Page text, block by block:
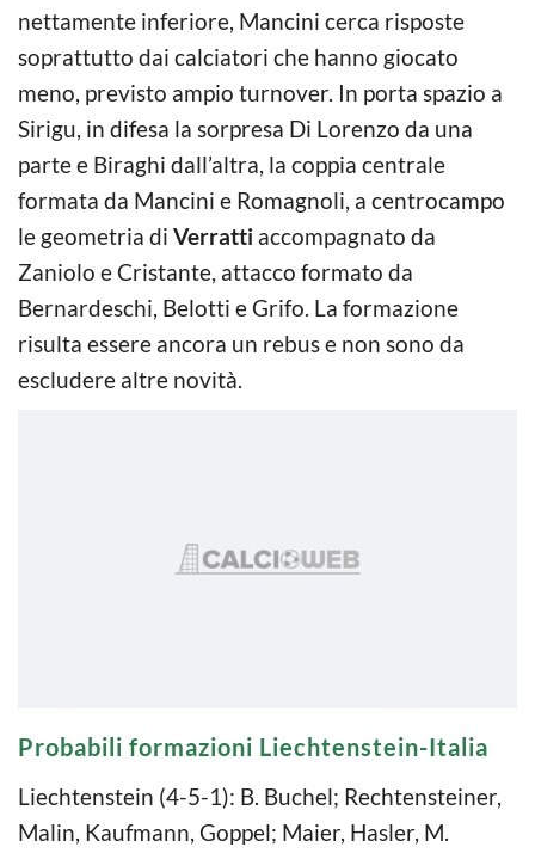
nettamente inferiore, Mancini cerca risposte
soprattutto dai calciatori che hanno giocato
meno, previsto ampio turnover. In porta spazio a
Sirigu, in difesa la sorpresa Di Lorenzo da una
parte e Biraghi dall’altra, la coppia centrale
formata da Mancini e Romagnoli, a centrocampo
le geometria di Verratti accompagnato da
Zaniolo e Cristante, attacco formato da
Bernardeschi, Belotti e Grifo. La formazione
risulta essere ancora un rebus e non sono da
escludere altre novità.
Probabili formazioni Liechtenstein-Italia
Liechtenstein (4-5-1): B. Buchel; Rechtensteiner,
Malin, Kaufmann, Goppel; Maier, Hasler, M.